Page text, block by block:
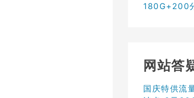
180G+200
网站答
国庆特供流